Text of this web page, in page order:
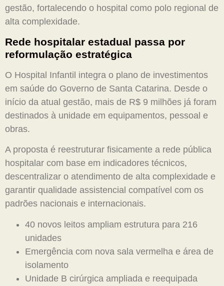
gestão, fortalecendo o hospital como polo regional de
alta complexidade.
Rede hospitalar estadual passa por
reformulação estratégica
O Hospital Infantil integra o plano de investimentos
em saúde do Governo de Santa Catarina. Desde o
início da atual gestão, mais de R$ 9 milhões já foram
destinados à unidade em equipamentos, pessoal e
obras.
A proposta é reestruturar fisicamente a rede pública
hospitalar com base em indicadores técnicos,
descentralizar o atendimento de alta complexidade e
garantir qualidade assistencial compatível com os
padrões nacionais e internacionais.
40 novos leitos ampliam estrutura para 216
unidades
Emergência com nova sala vermelha e área de
isolamento
Unidade B cirúrgica ampliada e reequipada